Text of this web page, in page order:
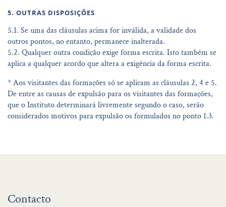
5. OUTRAS DISPOSIÇÕES
5.1. Se uma das cláusulas acima for inválida, a validade dos
outros pontos, no entanto, permanece inalterada.
5.2. Qualquer outra condição exige forma escrita. Isto também se
aplica a qualquer acordo que altera a exigência da forma escrita.
* Aos visitantes das formações só se aplicam as cláusulas 2, 4 e 5.
De entre as causas de expulsão para os visitantes das formações,
que o Instituto determinará livremente segundo o caso, serão
considerados motivos para expulsão os formulados no ponto 1.3.
Contacto